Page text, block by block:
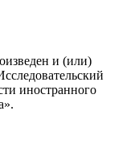
и (или)
иностранного